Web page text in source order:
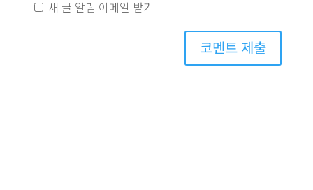
새 글 알림 이메일 받기
코멘트 제출